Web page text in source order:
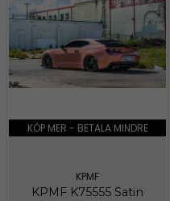
KÖP MER - BETALA MINDRE
KPMF
KPMF K75555 Satin